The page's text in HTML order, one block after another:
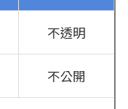
不透明
不公開